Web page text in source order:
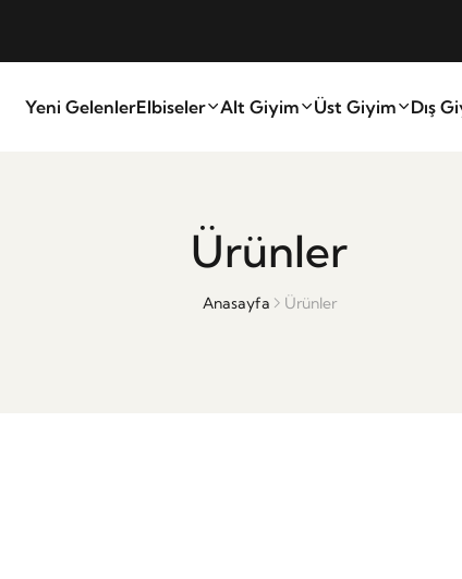
Yeni GelenlerElbiseler Alt Giyim Üst Giyim Dış
Ürünler
Anasayfa Ürünler